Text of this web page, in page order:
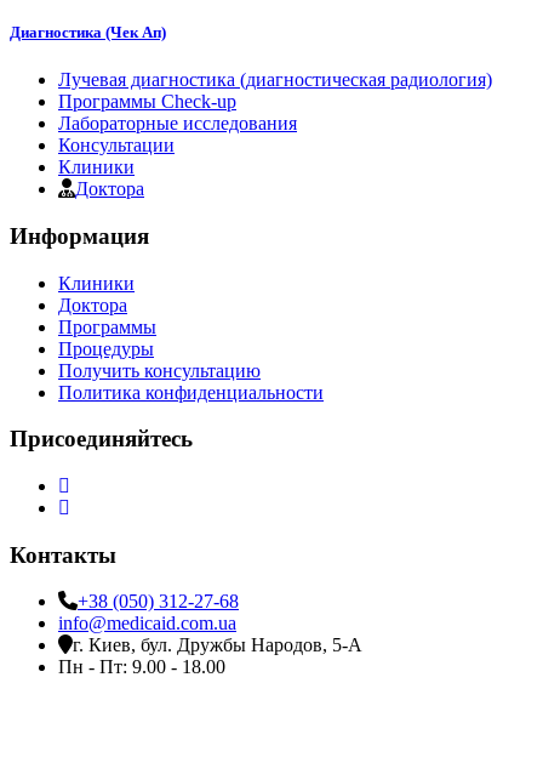
Диагностика (Чек Ап)
Лучевая диагностика (диагностическая радиология)
Программы Check-up
Лабораторные исследования
Консультации
Клиники
Доктора
Информация
Клиники
Доктора
Программы
Процедуры
Получить консультацию
Политика конфиденциальности
Присоединяйтесь
Контакты
+38 (050) 312-27-68
info@medicaid.com.ua
г. Киев, бул. Дружбы Народов, 5-А
Пн - Пт: 9.00 - 18.00